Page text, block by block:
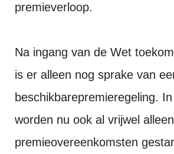
premieverloop.
Na ingang van de Wet
is er alleen nog sprake van
beschikbarepremieregeling.
worden nu ook al vrijwel
premieovereenkomsten